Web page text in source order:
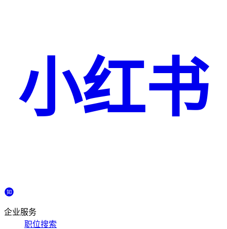
小红书
企业服务
职位搜索